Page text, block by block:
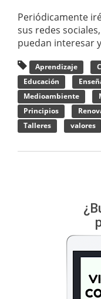
Periódicamente
sus redes
puedan interesar
Aprendizaje
Educación
Medioambiente
Principios
Talleres
valores